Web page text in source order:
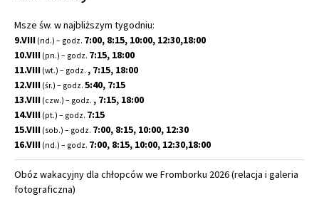
Msze św. w najbliższym tygodniu:
9.VIII (nd.) – godz. 7:00, 8:15, 10:00, 12:30,18:00
10.VIII (pn.) – godz. 7:15, 18:00
11.VIII (wt.) – godz. , 7:15, 18:00
12.VIII (śr.) – godz. 5:40, 7:15
13.VIII (czw.) – godz. , 7:15, 18:00
14.VIII (pt.) – godz. 7:15
15.VIII (sob.) – godz. 7:00, 8:15, 10:00, 12:30
16.VIII (nd.) – godz. 7:00, 8:15, 10:00, 12:30,18:00
Obóz wakacyjny dla chłopców we Fromborku 2026 (relacja i galeria
fotograficzna)